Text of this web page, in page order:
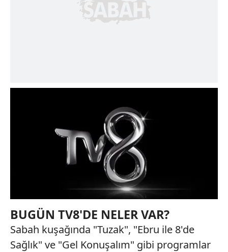
BUGÜN TV8'DE NELER VAR?
Sabah kuşağında "Tuzak", "Ebru ile 8'de
Sağlık" ve "Gel Konuşalım" gibi programlar